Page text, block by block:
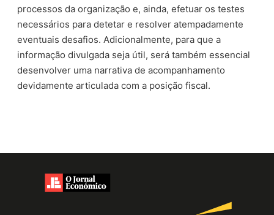
processos da organização e, ainda, efetuar os testes
necessários para detetar e resolver atempadamente
eventuais desafios. Adicionalmente, para que a
informação divulgada seja útil, será também essencial
desenvolver uma narrativa de acompanhamento
devidamente articulada com a posição fiscal.